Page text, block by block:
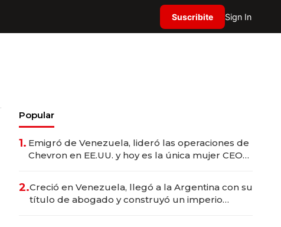
Suscribite Sign In
Popular
1. Emigró de Venezuela, lideró las operaciones de
Chevron en EE.UU. y hoy es la única mujer CEO
2.Creció en Venezuela, llegó a la Argentina con su
título de abogado y construyó un imperio